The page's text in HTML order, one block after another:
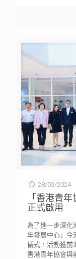
28/03/2024
「香港青
正式啟用
為了進一步深化
年發展中心」今
儀式，活動獲前
香港青年協會與